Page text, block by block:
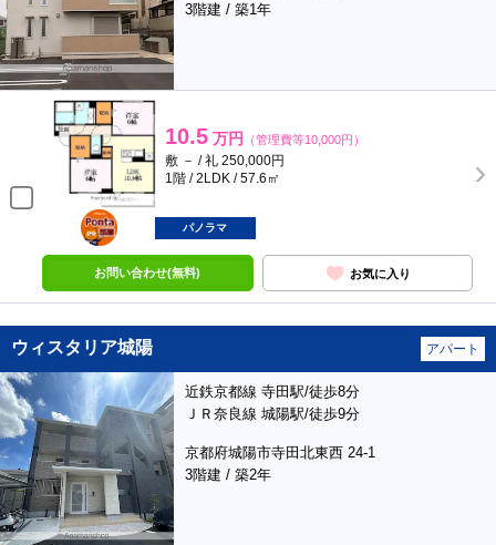
3階建 / 築1年
10.5 万円 （管理費等10,000円）
敷 － / 礼 250,000円
1階 / 2LDK / 57.6㎡
ポンタ
部屋
パノラマ
お問い合わせ(無料) お気に入り
ウィスタリア城陽 アパート
近鉄京都線 寺田駅/徒歩8分
ＪＲ奈良線 城陽駅/徒歩9分
京都府城陽市寺田北東西 24-1
3階建 / 築2年